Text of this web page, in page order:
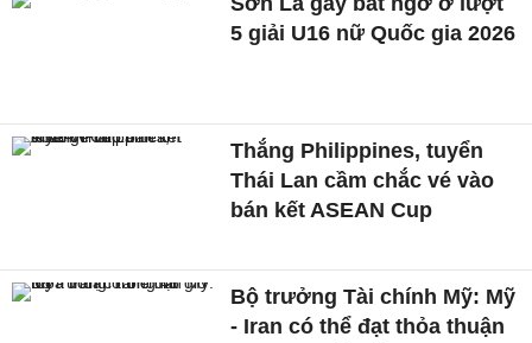
5 giải U16 nữ Quốc gia 2026
Thắng Philippines, tuyển
Thái Lan cầm chắc vé vào
bán kết ASEAN Cup
Bộ trưởng Tài chính Mỹ: Mỹ
- Iran có thể đạt thỏa thuận